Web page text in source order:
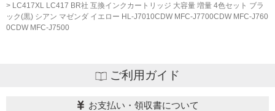
ものではないこと。
・メーカーの出張修理を依頼されてないこと。
LC417XL LC417 BR社 互換インクカートリッジ 大容量 増量 4色セット ブラ
ック(黒) シアン マゼンダ イエロー HL-J7010CDW MFC-J7700CDW MFC-J760
0CDW MFC-J7500
ご利用ガイド
お支払い・領収書について